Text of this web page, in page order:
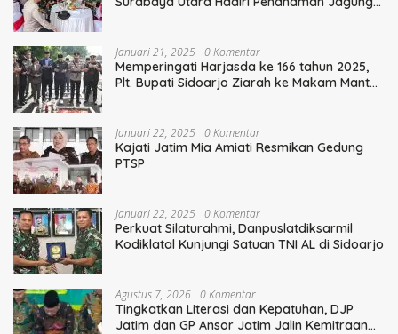
Januari 21, 2025 0 Komentar
Memperingati Harjasda ke 166 tahun 2025,
Plt. Bupati Sidoarjo Ziarah ke Makam Mantan
Januari 22, 2025 0 Komentar
Kajati Jatim Mia Amiati Resmikan Gedung
PTSP
Januari 22, 2025 0 Komentar
Perkuat Silaturahmi, Danpuslatdiksarmil
Kodiklatal Kunjungi Satuan TNI AL di Sidoarjo
Agustus 7, 2026 0 Komentar
Tingkatkan Literasi dan Kepatuhan, DJP
Jatim dan GP Ansor Jatim Jalin Kemitraan